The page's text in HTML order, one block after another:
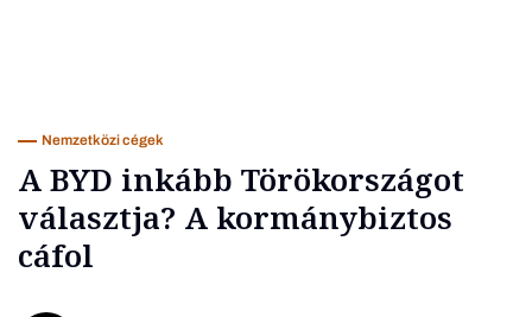
Üzlet
Nemzetközi cégek
A BYD inkább Törökországot
választja? A kormánybiztos
cáfol